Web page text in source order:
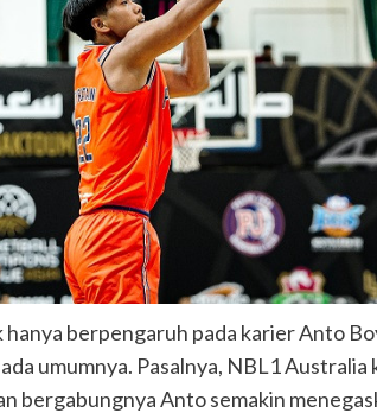
berpengaruh pada karier Anto
umumnya. Pasalnya, NBL1
bergabungnya Anto semakin